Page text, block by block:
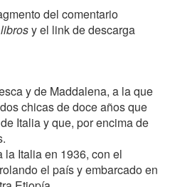
del comentario
y el link de descarga
y de Maddalena, a la que
chicas de doce años que
Italia y que, por encima de
Italia en 1936, con el
el país y embarcado en